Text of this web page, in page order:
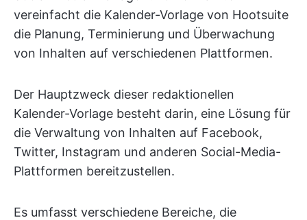
vereinfacht die Kalender-Vorlage von Hootsuite
die Planung, Terminierung und Überwachung
von Inhalten auf verschiedenen Plattformen.
Der Hauptzweck dieser redaktionellen
Kalender-Vorlage besteht darin, eine Lösung für
die Verwaltung von Inhalten auf Facebook,
Twitter, Instagram und anderen Social-Media-
Plattformen bereitzustellen.
Es umfasst verschiedene Bereiche, die